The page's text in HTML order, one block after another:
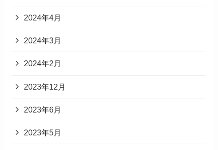
2024年4月
2024年3月
2024年2月
2023年12月
2023年6月
2023年5月